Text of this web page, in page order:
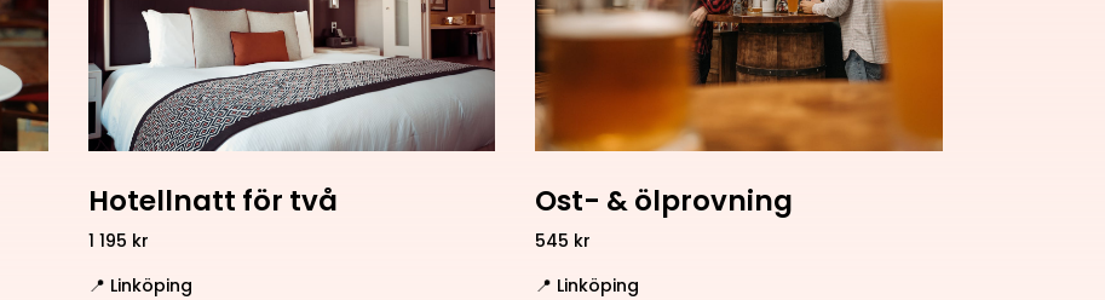
Hotellnatt för två
1 195 kr
📍 Linköping
Ost- & ölprovning
545 kr
📍 Linköping